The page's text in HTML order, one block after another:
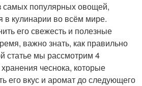
самых популярных овощей,
в кулинарии во всём мире.
его свежесть и полезные
важно знать, как правильно
статье мы рассмотрим 4
чеснока, которые
его вкус и аромат до следующего